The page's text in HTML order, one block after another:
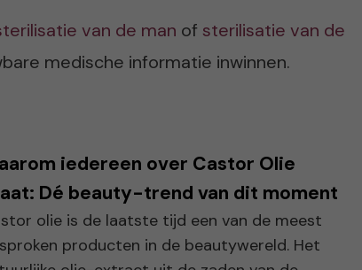
van de man of sterilisatie van de
medische informatie inwinnen.
iedereen over Castor Olie
Dé beauty-trend van dit moment
olie is de laatste tijd een van de meest
producten in de beautywereld. Het